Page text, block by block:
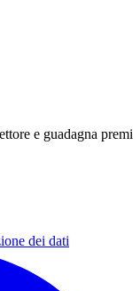
e guadagna premi
dei dati